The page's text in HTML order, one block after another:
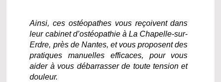
Ainsi, ces ostéopathes vous reçoivent dans
leur cabinet d’ostéopathie à La Chapelle-sur-
Erdre, près de Nantes, et vous proposent des
pratiques manuelles efficaces, pour vous
aider à vous débarrasser de toute tension et
douleur.